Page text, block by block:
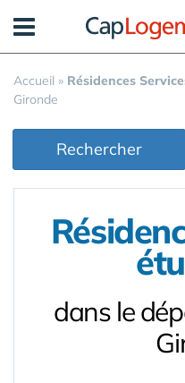
Accueil » Résidences
Gironde
Rechercher
dans le